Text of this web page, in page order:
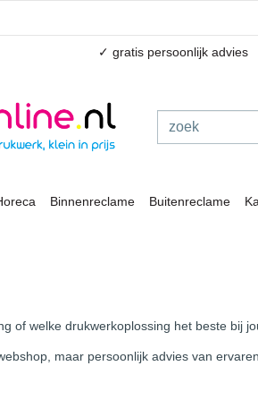
✓ gratis persoonlijk advies
Binnenreclame Buitenreclame
of welke drukwerkoplossing het beste bij
maar persoonlijk advies van